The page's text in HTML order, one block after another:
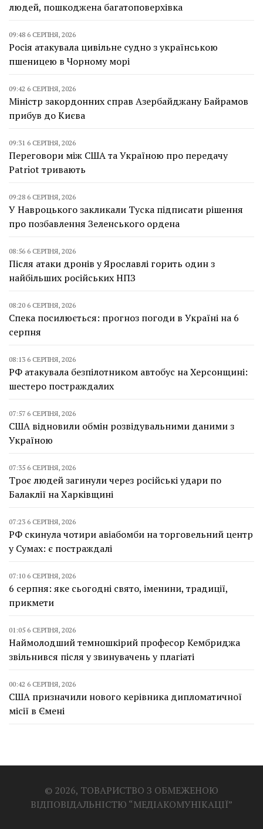
людей, пошкоджена багатоповерхівка
09:48 6 СЕРПНЯ, 2026
Росія атакувала цивільне судно з українською
пшеницею в Чорному морі
09:42 6 СЕРПНЯ, 2026
Міністр закордонних справ Азербайджану Байрамов
прибув до Києва
09:31 6 СЕРПНЯ, 2026
Переговори між США та Україною про передачу
Patriot тривають
09:28 6 СЕРПНЯ, 2026
У Навроцького закликали Туска підписати рішення
про позбавлення Зеленського ордена
08:56 6 СЕРПНЯ, 2026
Після атаки дронів у Ярославлі горить один з
найбільших російських НПЗ
08:20 6 СЕРПНЯ, 2026
Спека посилюється: прогноз погоди в Україні на 6
серпня
08:13 6 СЕРПНЯ, 2026
РФ атакувала безпілотником автобус на Херсонщині:
шестеро постраждалих
07:57 6 СЕРПНЯ, 2026
США відновили обмін розвідувальними даними з
Україною
07:35 6 СЕРПНЯ, 2026
Троє людей загинули через російські удари по
Балаклії на Харківщині
07:23 6 СЕРПНЯ, 2026
РФ скинула чотири авіабомби на торговельний центр
у Сумах: є постраждалі
07:10 6 СЕРПНЯ, 2026
6 серпня: яке сьогодні свято, іменини, традиції,
прикмети
01:05 6 СЕРПНЯ, 2026
Наймолодший темношкірий професор Кембриджа
звільнився після у звинувачень у плагіаті
00:42 6 СЕРПНЯ, 2026
США призначили нового керівника дипломатичної
місії в Ємені
© 2026, ТОВАРИСТВО З ОБМЕЖЕНОЮ
ВІДПОВІДАЛЬНІСТЮ “МЕДІАКОМУНІКАЦІЇ”